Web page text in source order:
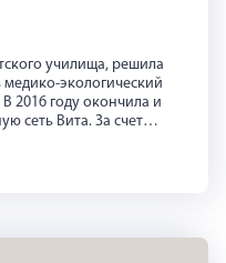
училища, решила
экологический
2016 году окончила и
сеть Вита. За счет
к карьерному
с многозадачностью,